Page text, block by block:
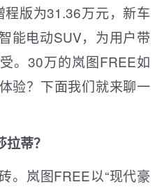
版为31.36万元，新车
能电动SUV，为用户带
。30万的岚图FREE如
验？下面我们就来聊一
蒂？
。岚图FREE以“现代豪